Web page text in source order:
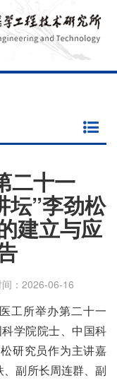
二十一
坛”李劲松
建立与应
间：2026-06-16
工所举办第二十一
学院院士、中国科
研究员作为主讲嘉
副所长周连群、副